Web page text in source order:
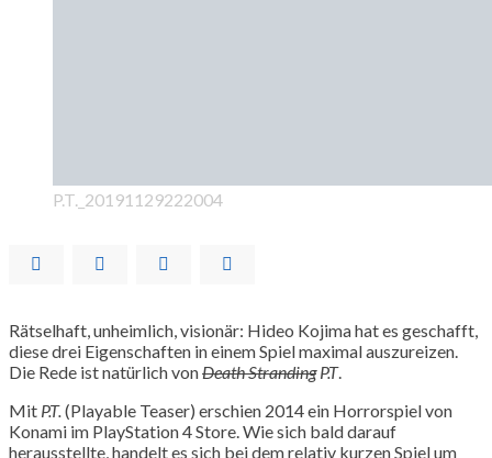
P.T._20191129222004
Rätselhaft, unheimlich, visionär: Hideo Kojima hat es geschafft,
diese drei Eigenschaften in einem Spiel maximal auszureizen.
Die Rede ist natürlich vonDeath StrandingP.T.
Mit P.T. (Playable Teaser) erschien 2014 ein Horrorspiel von
Konami im PlayStation 4 Store. Wie sich bald darauf
herausstellte, handelt es sich bei dem relativ kurzen Spiel um